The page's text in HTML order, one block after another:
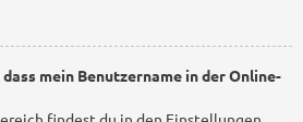
mein Benutzername in der Online-